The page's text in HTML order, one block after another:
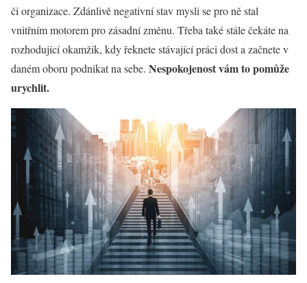
či organizace. Zdánlivě negativní stav mysli se pro ně stal
vnitřním motorem pro zásadní změnu. Třeba také stále čekáte na
rozhodující okamžik, kdy řeknete stávající práci dost a začnete v
daném oboru podnikat na sebe. Nespokojenost vám to pomůže
urychlit.